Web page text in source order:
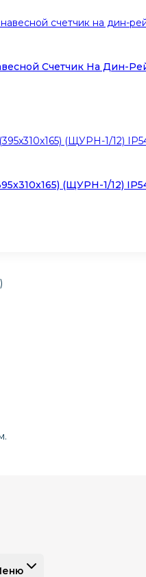
Счетчик На Дин-
(ЩУРН-1/12)